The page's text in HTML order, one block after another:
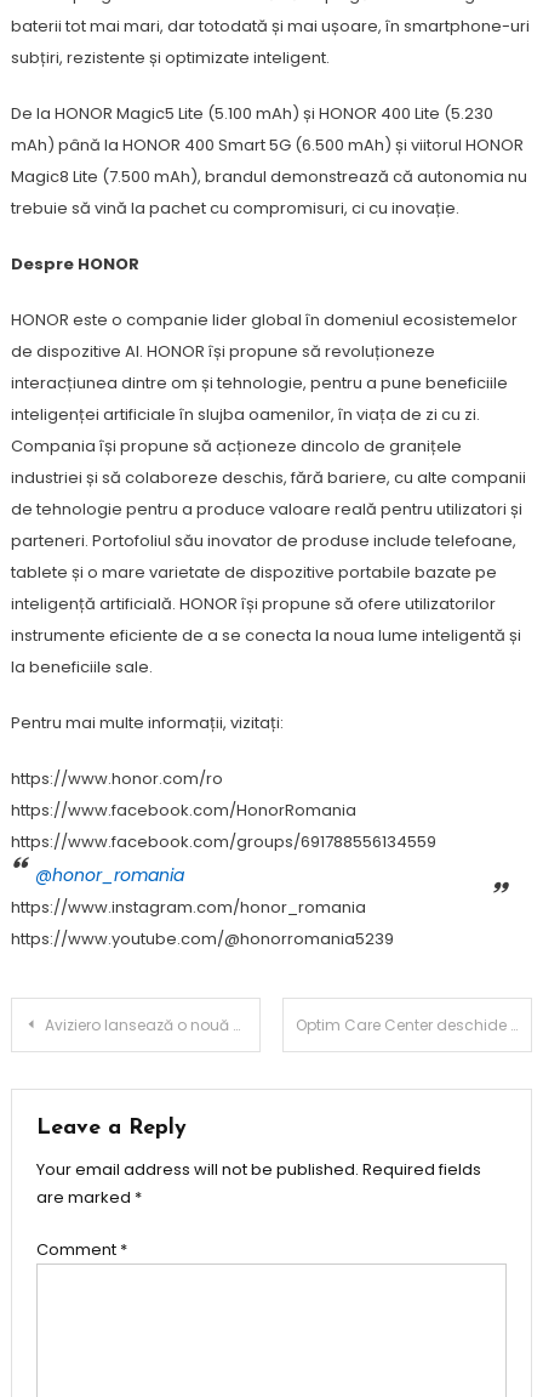
baterii tot mai mari, dar totodată și mai ușoare, în smartphone-uri
subțiri, rezistente și optimizate inteligent.
De la HONOR Magic5 Lite (5.100 mAh) și HONOR 400 Lite (5.230
mAh) până la HONOR 400 Smart 5G (6.500 mAh) și viitorul HONOR
Magic8 Lite (7.500 mAh), brandul demonstrează că autonomia nu
trebuie să vină la pachet cu compromisuri, ci cu inovație.
Despre HONOR
HONOR este o companie lider global în domeniul ecosistemelor
de dispozitive AI. HONOR își propune să revoluționeze
interacțiunea dintre om și tehnologie, pentru a pune beneficiile
inteligenței artificiale în slujba oamenilor, în viața de zi cu zi.
Compania își propune să acționeze dincolo de granițele
industriei și să colaboreze deschis, fără bariere, cu alte companii
de tehnologie pentru a produce valoare reală pentru utilizatori și
parteneri. Portofoliul său inovator de produse include telefoane,
tablete și o mare varietate de dispozitive portabile bazate pe
inteligență artificială. HONOR își propune să ofere utilizatorilor
instrumente eficiente de a se conecta la noua lume inteligentă și
la beneficiile sale.
Pentru mai multe informații, vizitați:
https://www.honor.com/ro
https://www.facebook.com/HonorRomania
https://www.facebook.com/groups/691788556134559
@honor_romania
https://www.instagram.com/honor_romania
https://www.youtube.com/@honorromania5239
Post
Aviziero lansează o nouă etapă a platformei inteligente pentru administrarea asociațiilor de proprietari – gratuită în primele 12 luni Optim Care Center deschide cel mai avansat centru de recuperare robotică multidisciplinară din România
Leave a Reply
Your email address will not be published. Required fields
are marked *
Comment *